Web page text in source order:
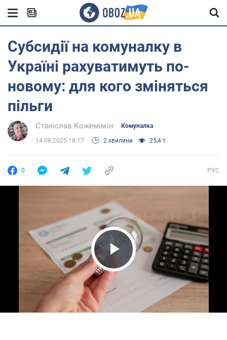
Субсидії на комуналку в
Україні рахуватимуть по-
новому: для кого зміняться
пільги
Станіслав Кожемякін Комуналка
14.08.2025 18:17 2 хвилини 25,4 т.
0 РУС
Play Video